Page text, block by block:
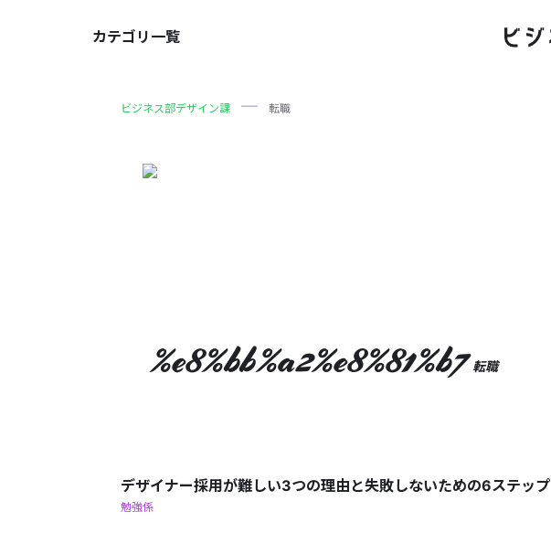
カテゴリ一覧
ビジネス部デザイン課 転職
%e8%bb%a2%e8%81%b7転職
デザイナー採用が難しい3つの理由と失敗しないための6ステップ
勉強係